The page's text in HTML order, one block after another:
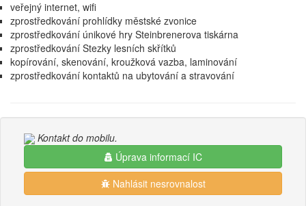
veřejný internet, wifi
zprostředkování prohlídky městské zvonice
zprostředkování únikové hry Steinbrenerova tiskárna
zprostředkování Stezky lesních skřítků
kopírování, skenování, kroužková vazba, laminování
zprostředkování kontaktů na ubytování a stravování
Kontakt do mobilu.
Úprava informací IC
Nahlásit nesrovnalost